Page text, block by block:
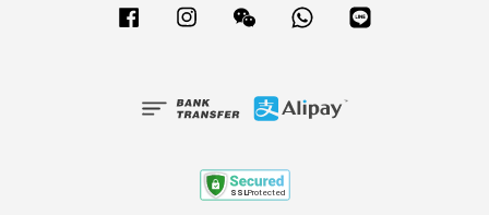
Facebook Instagram Wechat Whatsapp